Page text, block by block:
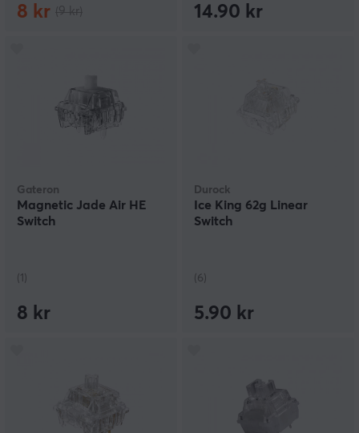
8 kr 14.90 kr
Gateron
Magnetic Jade Air HE
Switch
(1)
8 kr
Durock
Ice King 62g Linear
Switch
(6)
5.90 kr